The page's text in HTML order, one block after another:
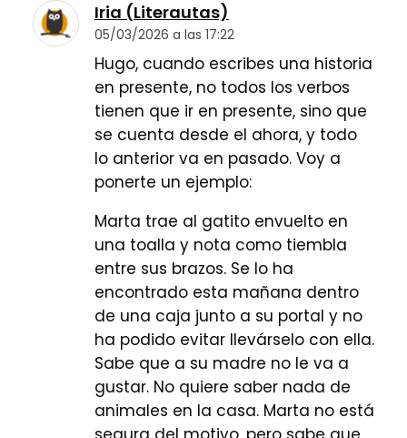
Iria (Literautas)
05/03/2026 a las 17:22
Hugo, cuando escribes una historia
en presente, no todos los verbos
tienen que ir en presente, sino que
se cuenta desde el ahora, y todo
lo anterior va en pasado. Voy a
ponerte un ejemplo:
Marta trae al gatito envuelto en
una toalla y nota como tiembla
entre sus brazos. Se lo ha
encontrado esta mañana dentro
de una caja junto a su portal y no
ha podido evitar llevárselo con ella.
Sabe que a su madre no le va a
gustar. No quiere saber nada de
animales en la casa. Marta no está